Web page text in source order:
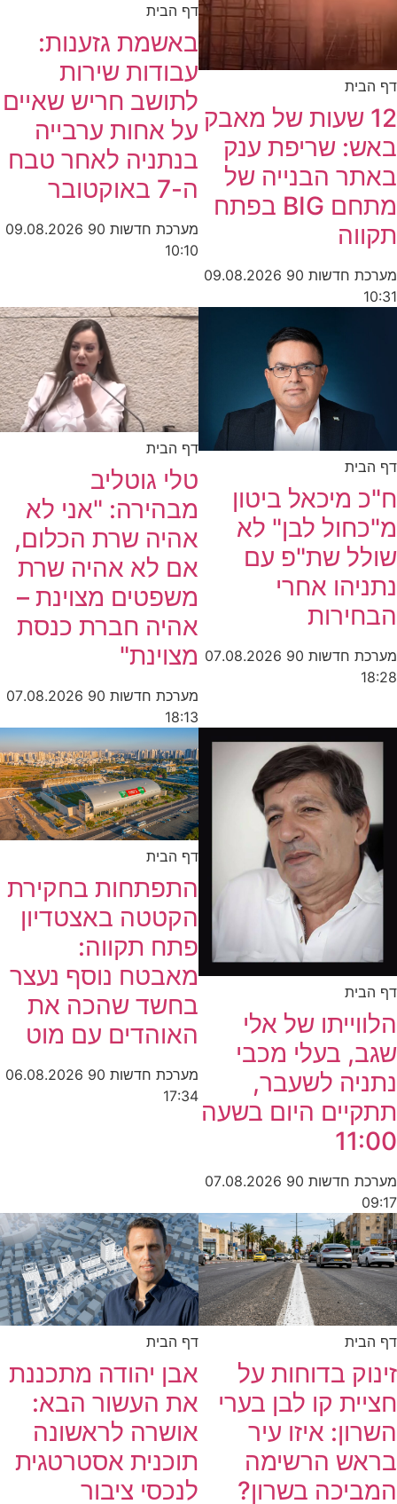
דף הבית
12 שעות של מאבק
באש: שריפת ענק
באתר הבנייה של
מתחם BIG בפתח
תקווה
מערכת חדשות 90
09.08.2026
10:31
דף הבית
באשמת גזענות:
עבודות שירות
לתושב חריש שאיים
על אחות ערבייה
בנתניה לאחר טבח
ה-7 באוקטובר
מערכת חדשות 90
09.08.2026
10:10
דף הבית
ח"כ מיכאל ביטון
מ"כחול לבן" לא
שולל שת"פ עם
נתניהו אחרי
הבחירות
מערכת חדשות 90
07.08.2026
18:28
דף הבית
טלי גוטליב
מבהירה: "אני לא
אהיה שרת הכלום,
אם לא אהיה שרת
משפטים מצוינת –
אהיה חברת כנסת
מצוינת"
מערכת חדשות 90
07.08.2026
18:13
דף הבית
הלווייתו של אלי
שגב, בעלי מכבי
נתניה לשעבר,
תתקיים היום בשעה
11:00
מערכת חדשות 90
07.08.2026
09:17
דף הבית
התפתחות בחקירת
הקטטה באצטדיון
פתח תקווה:
מאבטח נוסף נעצר
בחשד שהכה את
האוהדים עם מוט
מערכת חדשות 90
06.08.2026
17:34
דף הבית
זינוק בדוחות על
חציית קו לבן בערי
השרון: איזו עיר
בראש הרשימה
המביכה בשרון?
דף הבית
אבן יהודה מתכננת
את העשור הבא:
אושרה לראשונה
תוכנית אסטרטגית
לנכסי ציבור